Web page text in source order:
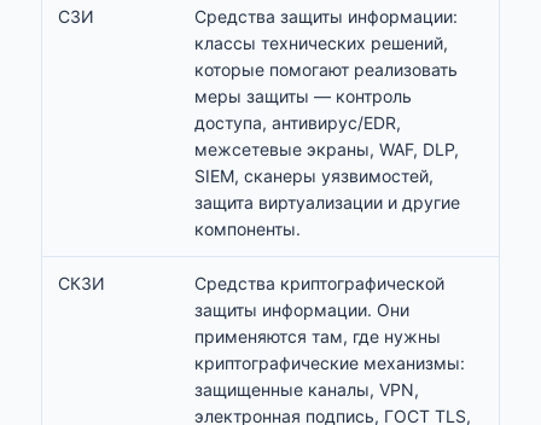
СЗИ
Средства защиты информации:
классы технических решений,
которые помогают реализовать
меры защиты — контроль
доступа, антивирус/EDR,
межсетевые экраны, WAF, DLP,
SIEM, сканеры уязвимостей,
защита виртуализации и другие
компоненты.
СКЗИ
Средства криптографической
защиты информации. Они
применяются там, где нужны
криптографические механизмы:
защищенные каналы, VPN,
электронная подпись, ГОСТ TLS,